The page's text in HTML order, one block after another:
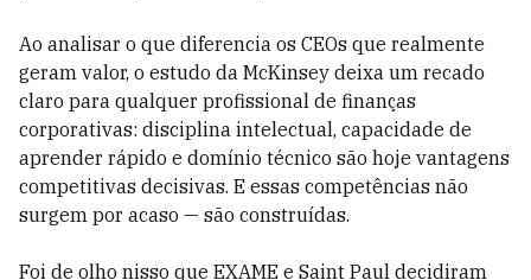
Ao analisar o que diferencia os CEOs que realmente
geram valor, o estudo da McKinsey deixa um recado
claro para qualquer profissional de finanças
corporativas: disciplina intelectual, capacidade de
aprender rápido e domínio técnico são hoje vantagens
competitivas decisivas. E essas competências não
surgem por acaso — são construídas.
Foi de olho nisso que EXAME e Saint Paul decidiram